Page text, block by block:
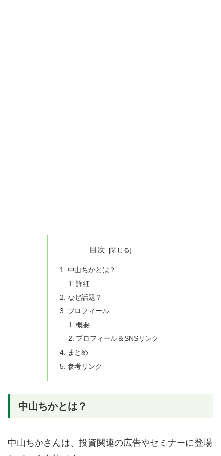
目次
中山ちかとは？
詳細
なぜ話題？
プロフィール
概要
プロフィール＆SNSリンク
まとめ
参考リンク
中山ちかとは？
中山ちかさんは、投資関連の広告やセミナーに登場